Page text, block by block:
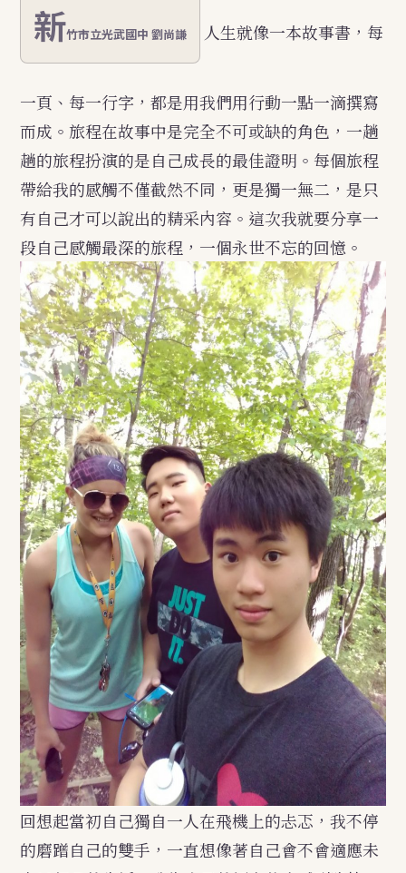
新竹市立光武國中 劉尚謙 人生就像一本故事書，每
一頁、每一行字，都是用我們用行動一點一滴撰寫
而成。旅程在故事中是完全不可或缺的角色，一趟
趟的旅程扮演的是自己成長的最佳證明。每個旅程
帶給我的感觸不僅截然不同，更是獨一無二，是只
有自己才可以說出的精采內容。這次我就要分享一
段自己感觸最深的旅程，一個永世不忘的回憶。
回想起當初自己獨自一人在飛機上的忐忑，我不停
的磨蹭自己的雙手，一直想像著自己會不會適應未